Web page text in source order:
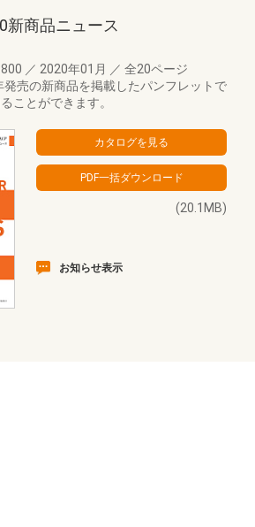
新商品ニュース
／ 2020年01月 ／ 全20ページ
売の新商品を掲載したパンフレットで
ことができます。
(20.1MB)
お知らせ表示